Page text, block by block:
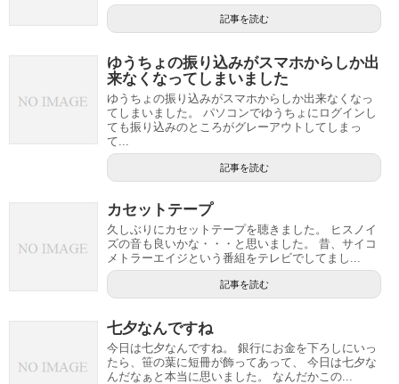
記事を読む
ゆうちょの振り込みがスマホからしか出
来なくなってしまいました
ゆうちょの振り込みがスマホからしか出来なくなっ
てしまいました。 パソコンでゆうちょにログインし
ても振り込みのところがグレーアウトしてしまっ
て...
記事を読む
カセットテープ
久しぶりにカセットテープを聴きました。 ヒスノイ
ズの音も良いかな・・・と思いました。 昔、サイコ
メトラーエイジという番組をテレビでしてまし...
記事を読む
七夕なんですね
今日は七夕なんですね。 銀行にお金を下ろしにいっ
たら、笹の葉に短冊が飾ってあって、 今日は七夕な
んだなぁと本当に思いました。 なんだかこの...